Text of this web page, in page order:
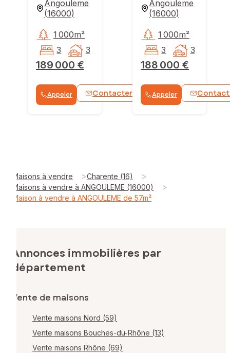
Angouleme
(16000)
189 000 €
1 000m²
3
3
Appeler Contacter WhatsApp
Angouleme
(16000)
188 000 €
1 000m²
3
3
Appeler
Maisons à vendre >Charente (16) >
Maisons à vendre à ANGOULEME (16000) >
Maison à vendre à ANGOULEME de 57m²
Annonces immobilières par
département
Vente de maisons
Vente maisons Nord (59)
Vente maisons Bouches-du-Rhône (13)
Vente maisons Rhône (69)